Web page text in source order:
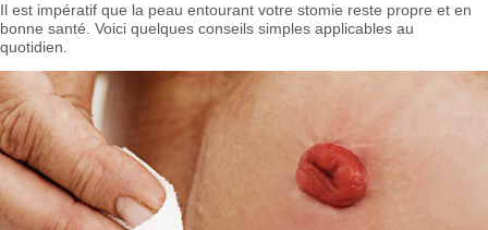
Il est impératif que la peau entourant votre stomie reste propre et en
bonne santé. Voici quelques conseils simples applicables au
quotidien.